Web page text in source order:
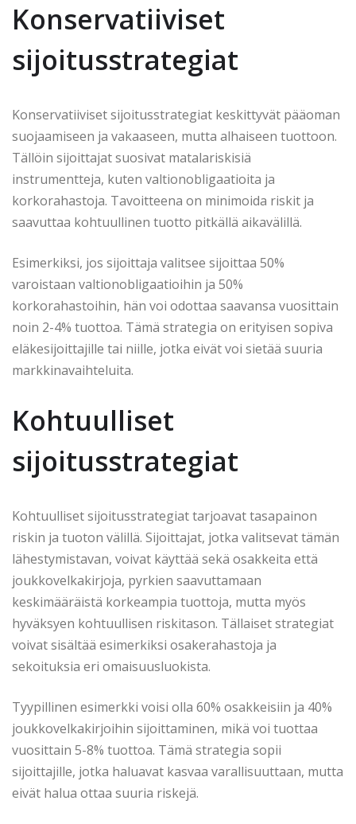
Konservatiiviset
sijoitusstrategiat
Konservatiiviset sijoitusstrategiat keskittyvät pääoman
suojaamiseen ja vakaaseen, mutta alhaiseen tuottoon.
Tällöin sijoittajat suosivat matalariskisiä
instrumentteja, kuten valtionobligaatioita ja
korkorahastoja. Tavoitteena on minimoida riskit ja
saavuttaa kohtuullinen tuotto pitkällä aikavälillä.
Esimerkiksi, jos sijoittaja valitsee sijoittaa 50%
varoistaan valtionobligaatioihin ja 50%
korkorahastoihin, hän voi odottaa saavansa vuosittain
noin 2-4% tuottoa. Tämä strategia on erityisen sopiva
eläkesijoittajille tai niille, jotka eivät voi sietää suuria
markkinavaihteluita.
Kohtuulliset
sijoitusstrategiat
Kohtuulliset sijoitusstrategiat tarjoavat tasapainon
riskin ja tuoton välillä. Sijoittajat, jotka valitsevat tämän
lähestymistavan, voivat käyttää sekä osakkeita että
joukkovelkakirjoja, pyrkien saavuttamaan
keskimääräistä korkeampia tuottoja, mutta myös
hyväksyen kohtuullisen riskitason. Tällaiset strategiat
voivat sisältää esimerkiksi osakerahastoja ja
sekoituksia eri omaisuusluokista.
Tyypillinen esimerkki voisi olla 60% osakkeisiin ja 40%
joukkovelkakirjoihin sijoittaminen, mikä voi tuottaa
vuosittain 5-8% tuottoa. Tämä strategia sopii
sijoittajille, jotka haluavat kasvaa varallisuuttaan, mutta
eivät halua ottaa suuria riskejä.